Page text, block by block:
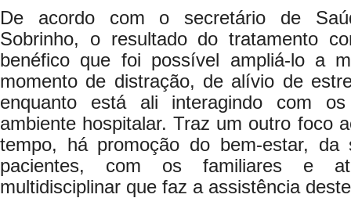
De acordo com o secretário de
Sobrinho, o resultado do tratamento
benéfico que foi possível ampliá-lo a
momento de distração, de alívio de
enquanto está ali interagindo com
ambiente hospitalar. Traz um outro foco
tempo, há promoção do bem-estar, da
pacientes, com os familiares e
multidisciplinar que faz a assistência